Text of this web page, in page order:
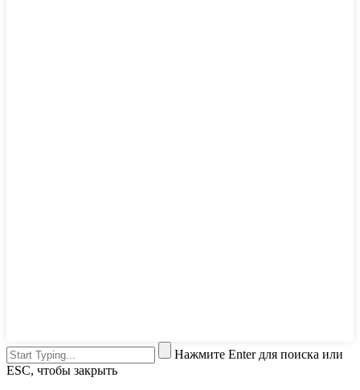
Нажмите Enter для поиска или
ESC, чтобы закрыть